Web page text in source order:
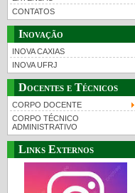
CONTATOS
Inovação
INOVA CAXIAS
INOVA UFRJ
Docentes e Técnicos
CORPO DOCENTE
CORPO TÉCNICO
ADMINISTRATIVO
Links Externos